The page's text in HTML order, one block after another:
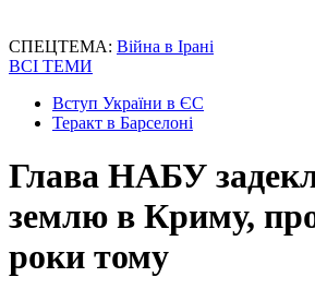
СПЕЦТЕМА: Війна в Ірані
ВСІ ТЕМИ
Вступ України в ЄС
Теракт в Барселоні
Глава НАБУ
землю в Криму,
роки тому